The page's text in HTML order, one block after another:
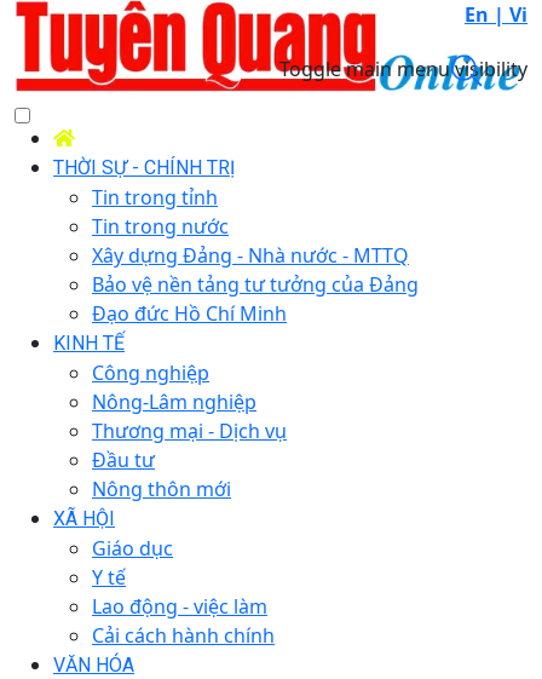
En | Vi
Toggle main menu visibility
THỜI SỰ - CHÍNH TRỊ
Tin trong tỉnh
Tin trong nước
Xây dựng Đảng - Nhà nước - MTTQ
Bảo vệ nền tảng tư tưởng của Đảng
Đạo đức Hồ Chí Minh
KINH TẾ
Công nghiệp
Nông-Lâm nghiệp
Thương mại - Dịch vụ
Đầu tư
Nông thôn mới
XÃ HỘI
Giáo dục
Y tế
Lao động - việc làm
Cải cách hành chính
VĂN HÓA